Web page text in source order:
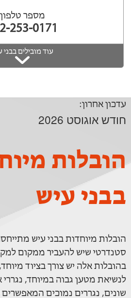
מספר טלפון
253-0171
עוד מובילים בבני
עדכון אחרון:
חודש אוגוסט 2026
הובלות
בבני עיש
הובלות מיוחדות בבני עיש
סטנדרטי שיש להעביר ממקום
בהובלות אלה יש צורך בציוד
לנשיאת מטען גבוה במיוחד,
שונים, נגררים נמוכים המאפשרים